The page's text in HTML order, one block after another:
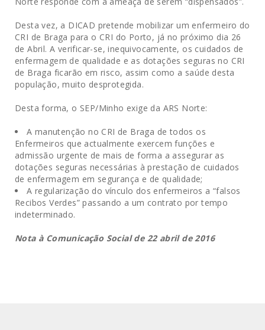
Desta vez, a DICAD pretende mobilizar um enfermeiro do
CRI de Braga para o CRI do Porto, já no próximo dia 26
de Abril. A verificar-se, inequivocamente, os cuidados de
enfermagem de qualidade e as dotações seguras no CRI
de Braga ficarão em risco, assim como a saúde desta
população, muito desprotegida.
Desta forma, o SEP/Minho exige da ARS Norte:
A manutenção no CRI de Braga de todos os
Enfermeiros que actualmente exercem funções e
admissão urgente de mais de forma a assegurar as
dotações seguras necessárias à prestação de cuidados
de enfermagem em segurança e de qualidade;
A regularização do vínculo dos enfermeiros a “falsos
Recibos Verdes” passando a um contrato por tempo
indeterminado.
Nota à Comunicação Social de 22 abril de 2016